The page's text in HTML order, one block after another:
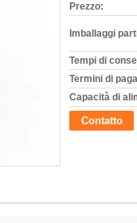
Prezzo:
Imballaggi
Tempi di
Termini di
Capacità di
Contatto